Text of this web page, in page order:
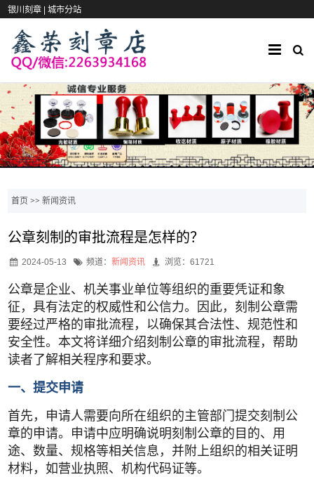
银川刻章 |城市分站
首页 >>新闻资讯
公章刻制的审批流程是怎样的？
2024-05-13 频道： 新闻资讯 浏览：61721
公章是企业、机关事业单位等组织的重要凭证和象
征，具有法定的权威性和公信力。因此，刻制公章需
要经过严格的审批流程，以确保其合法性、规范性和
安全性。本文将详细介绍刻制公章的审批流程，帮助
读者了解相关程序和要求。
一、提交申请
首先，申请人需要向所在组织的主管部门提交刻制公
章的申请。申请中应明确说明刻制公章的目的、用
途、数量、规格等相关信息，并附上组织的相关证明
材料，如营业执照、机构代码证等。